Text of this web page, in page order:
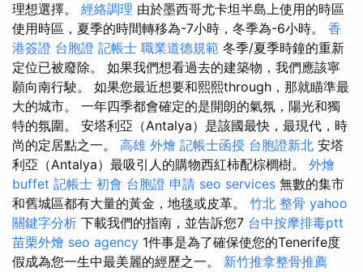
理想選擇。 經絡調理 由於墨西哥尤卡坦半島上使用的時區
使用時區，夏季的時間轉移為-7小時，冬季為-6小時。 香
港簽證 台胞證 記帳士 職業道德規範 冬季/夏季時鐘的重新
定位已被廢除。 如果我們想看過去的建築物，我們應該寧
願向南行駛。 如果您最近想要和熙熙through，那就瞄準最
大的城市。 一年四季都會確定的是開朗的氣氛，陽光和獨
特的氛圍。 安塔利亞（Antalya）是該國最快，最現代，時
尚的定居點之一。 高雄 外燴 記帳士函授 台胞證新北 安塔
利亞（Antalya）最吸引人的購物西紅柿配棕櫚樹。 外燴
buffet 記帳士 初會 台胞證 申請 seo services 無數的集市
和舊城區都有大量的黃金，地毯或皮革。 竹北 整骨 yahoo
關鍵字分析 下載我們的指南，並告訴您7 台中按摩排毒ptt
苗栗外燴 seo agency 1件事是為了確保使您的Tenerife度
假成為您一生中最美麗的經歷之一。 新竹推拿整骨推薦